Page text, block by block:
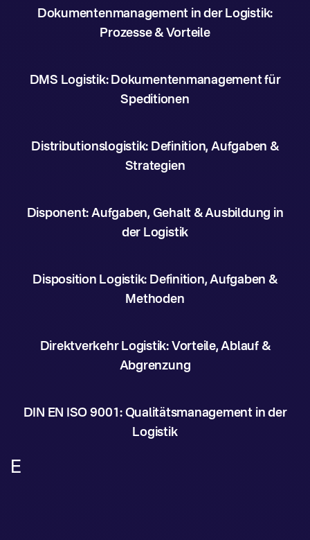
Dokumentenmanagement in der Logistik:
Prozesse & Vorteile
DMS Logistik: Dokumentenmanagement für
Speditionen
Distributionslogistik: Definition, Aufgaben &
Strategien
Disponent: Aufgaben, Gehalt & Ausbildung in
der Logistik
Disposition Logistik: Definition, Aufgaben &
Methoden
Direktverkehr Logistik: Vorteile, Ablauf &
Abgrenzung
DIN EN ISO 9001: Qualitätsmanagement in der
Logistik
E